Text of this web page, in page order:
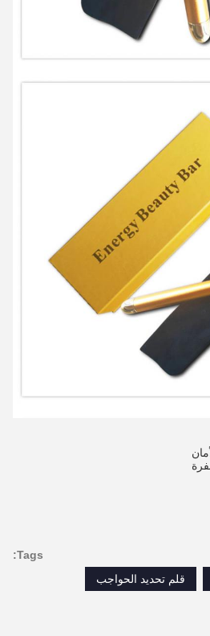
Tags:
قلم تحديد الحواجب